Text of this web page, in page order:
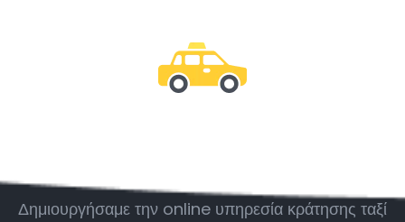
Δημιουργήσαμε την online υπηρεσία κράτησης ταξί